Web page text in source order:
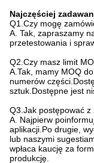
Najczęściej
Q1.Czy mogę
A. Tak, zapraszamy
przetestowania i
Q2.Czy masz limit
A.Tak, mamy MOQ
numerów
sztuk.Dostępne jest
Q3.Jak postępować z
A. Najpierw
aplikacji.Po drugie,
lub naszymi
wpłaca kaucję za
produkcję.